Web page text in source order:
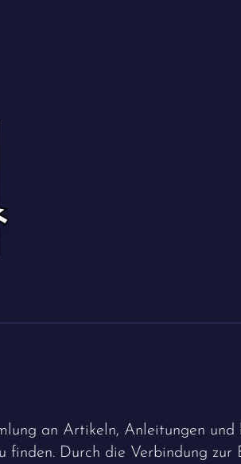
an Artikeln, Anleitungen und
Durch die Verbindung zur